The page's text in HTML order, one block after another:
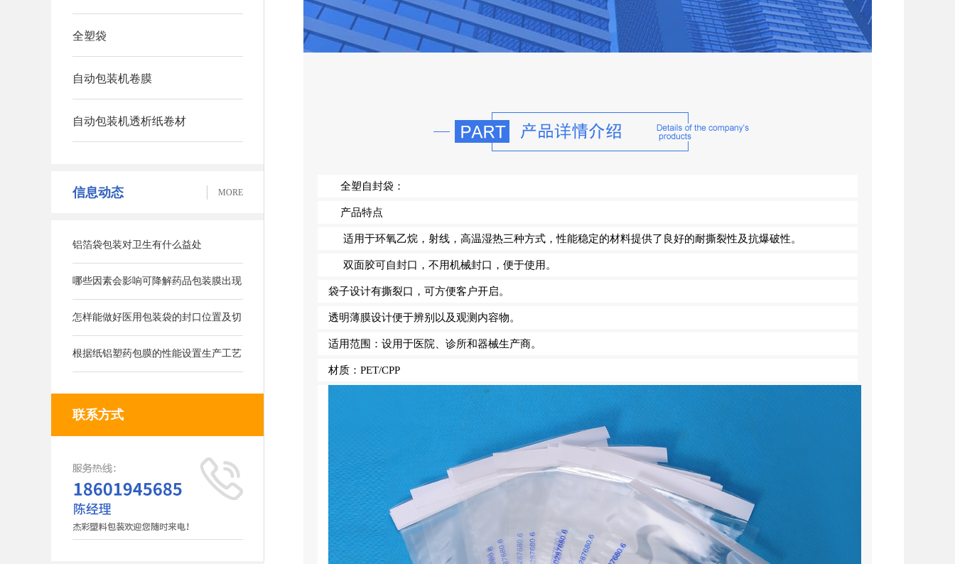
全塑袋
自动包装机卷膜
自动包装机透析纸卷材
信息动态 MORE
铝箔袋包装对卫生有什么益处
哪些因素会影响可降解药品包装膜出现
的气泡
怎样能做好医用包装袋的封口位置及切
刀位置
根据纸铝塑药包膜的性能设置生产工艺
联系方式
全塑自封袋 ：
产品特点
适用于环氧乙烷，射线，高温湿热三种方式，性能稳定的材料提供了良好的耐撕裂性及抗爆破性。
双面胶可自封口，不用机械封口，便于使用。
袋子设计有撕裂口，可方便客户开启。
透明薄膜设计便于辨别以及观测内容物。
适用范围：设用于医院、诊所和器械生产商。
材质： PET/CPP